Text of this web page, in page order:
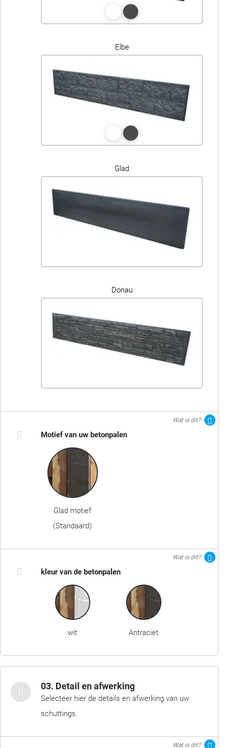
Elbe
Glad
Donau
Wat is dit?
Motief van uw betonpalen
Glad motief
(Standaard)
Wat is dit?
kleur van de betonpalen
wit Antraciet
03. Detail en afwerking
Selecteer hier de details en afwerking van uw
schuttings.
Wat is dit?